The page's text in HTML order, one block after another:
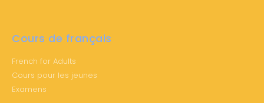
Cours de français
French for Adults
Cours pour les jeunes
Examens